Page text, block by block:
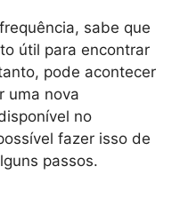
sabe que
útil para encontrar
pode acontecer
uma nova
no
fazer isso de
passos.